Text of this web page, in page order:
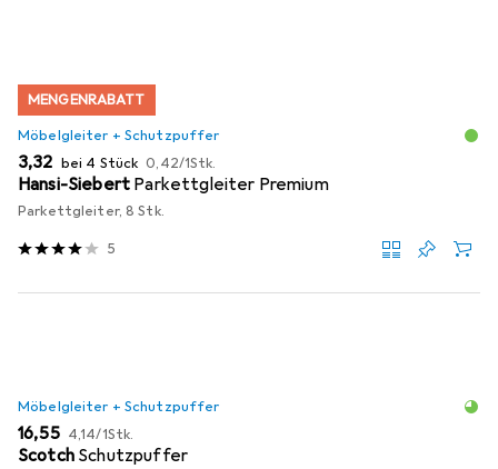
MENGENRABATT
Möbelgleiter + Schutzpuffer
EUR
3,32 bei 4 Stück EUR
0,42/1Stk.
Hansi-Siebert Parkettgleiter Premium
Parkettgleiter, 8 Stk.
5
Möbelgleiter + Schutzpuffer
EUR
16,55 EUR
4,14/1Stk.
Scotch Schutzpuffer